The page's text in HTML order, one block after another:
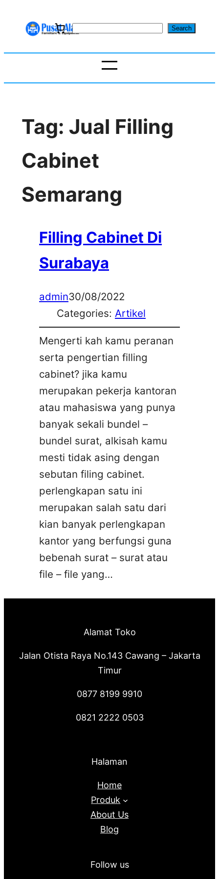
S
r
Search
Tag: Jual Filling
Cabinet
Semarang
Filling Cabinet Di
Surabaya
admin30/08/2022
Categories: Artikel
Mengerti kah kamu peranan
serta pengertian filling
cabinet? jika kamu
merupakan pekerja kantoran
atau mahasiswa yang punya
banyak sekali bundel –
bundel surat, alkisah kamu
mesti tidak asing dengan
sebutan filing cabinet.
perlengkapan satu ini
merupakan salah satu dari
kian banyak perlengkapan
kantor yang berfungsi guna
bebenah surat – surat atau
file – file yang…
Alamat Toko
Jalan Otista Raya No.143 Cawang – Jakarta
Timur
0877 8199 9910
0821 2222 0503
Halaman
Home
Produk
About Us
Blog
Follow us